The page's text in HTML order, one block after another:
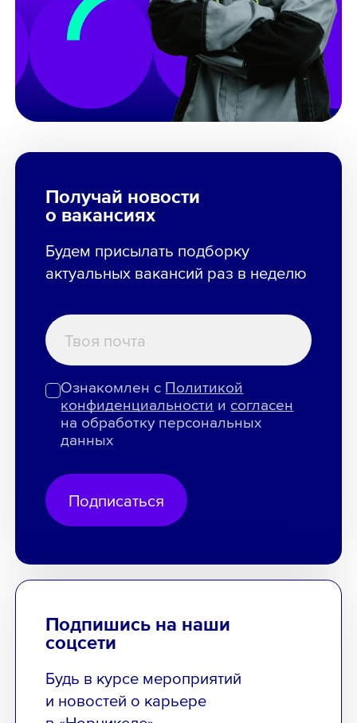
Получай новости
о вакансиях
Будем присылать подборку
актуальных вакансий раз в неделю
Ознакомлен с Политикой
конфиденциальности и согласен
на обработку персональных
данных
Подписаться
Подпишись на наши
соцсети
Будь в курсе мероприятий
и новостей о карьере